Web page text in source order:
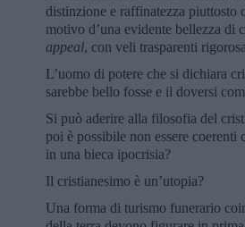
distinzione e raffinatezza piuttosto
motivo d’una evidente bellezza di
appeal, con veli trasparenti
L’uomo di potere che si dichiara
sarebbe bello fosse e il doversi
Si può aderire alla filosofia del
poi è possibile non essere coerenti
in una bieca ipocrisia?
Il cristianesimo è un’utopia?
Una forma di turismo funerario